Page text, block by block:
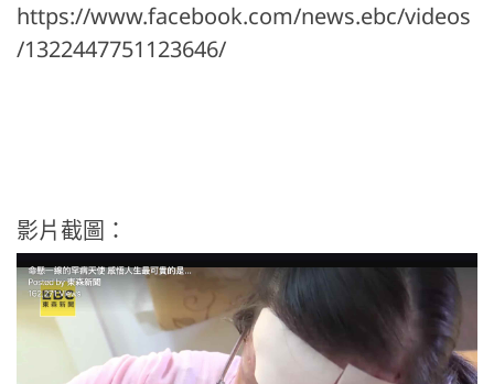
https://www.facebook.com/news.ebc/videos
/1322447751123646/
影片截圖：